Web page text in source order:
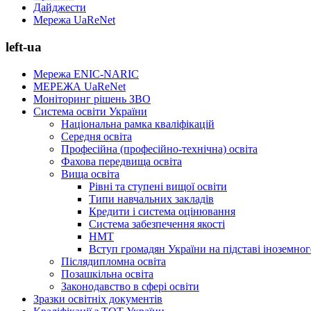
Дайджести
Мережа UaReNet
left-ua
Мережа ENIC-NARIC
МЕРЕЖА UaReNet
Моніторинг рішень ЗВО
Система освіти України
Національна рамка кваліфікацій
Середня освіта
Професійна (професійно-технічна) освіта
Фахова передвища освіта
Вища освіта
Рівні та ступені вищої освіти
Типи навчальних закладів
Кредити і система оцінювання
Система забезпечення якості
НМТ
Вступ громадян України на підставі
Післядипломна освіта
Позашкільна освіта
Законодавство в сфері освіти
Зразки освітніх документів